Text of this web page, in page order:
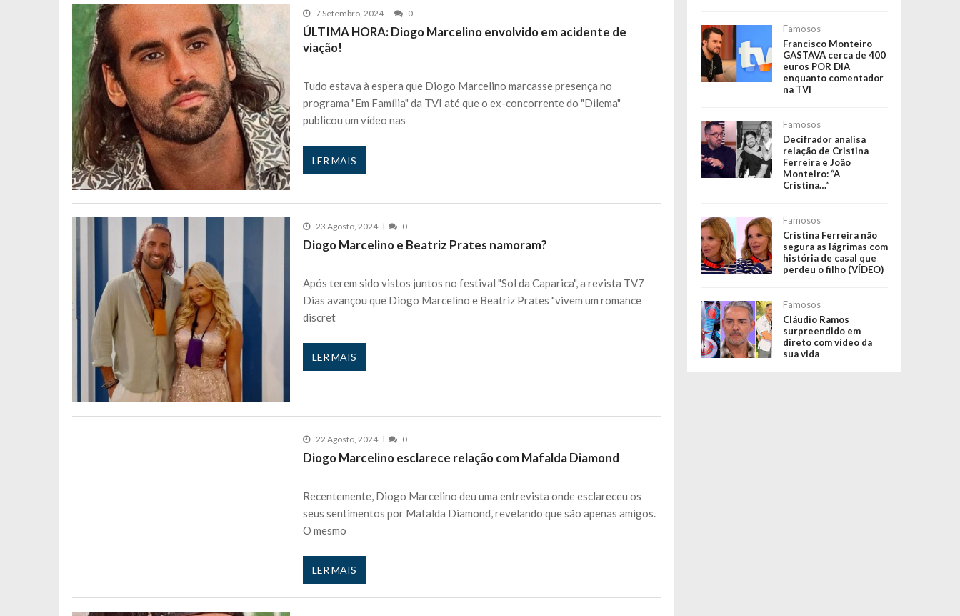
7 Setembro, 2024 0
ÚLTIMA HORA: Diogo Marcelino envolvido em acidente de
viação!
Tudo estava à espera que Diogo Marcelino marcasse presença no
programa "Em Família" da TVI até que o ex-concorrente do "Dilema"
publicou um vídeo nas
LER MAIS
23 Agosto, 2024 0
Diogo Marcelino e Beatriz Prates namoram?
Após terem sido vistos juntos no festival "Sol da Caparica", a revista TV7
Dias avançou que Diogo Marcelino e Beatriz Prates "vivem um romance
discret
LER MAIS
22 Agosto, 2024 0
Diogo Marcelino esclarece relação com Mafalda Diamond
Recentemente, Diogo Marcelino deu uma entrevista onde esclareceu os
seus sentimentos por Mafalda Diamond, revelando que são apenas amigos.
O mesmo
LER MAIS
Famosos
Francisco Monteiro
GASTAVA cerca de 400
euros POR DIA
enquanto comentador
na TVI
Famosos
Decifrador analisa
relação de Cristina
Ferreira e João
Monteiro: “A
Cristina…”
Famosos
Cristina Ferreira não
segura as lágrimas com
história de casal que
perdeu o filho (VÍDEO)
Famosos
Cláudio Ramos
surpreendido em
direto com vídeo da
sua vida